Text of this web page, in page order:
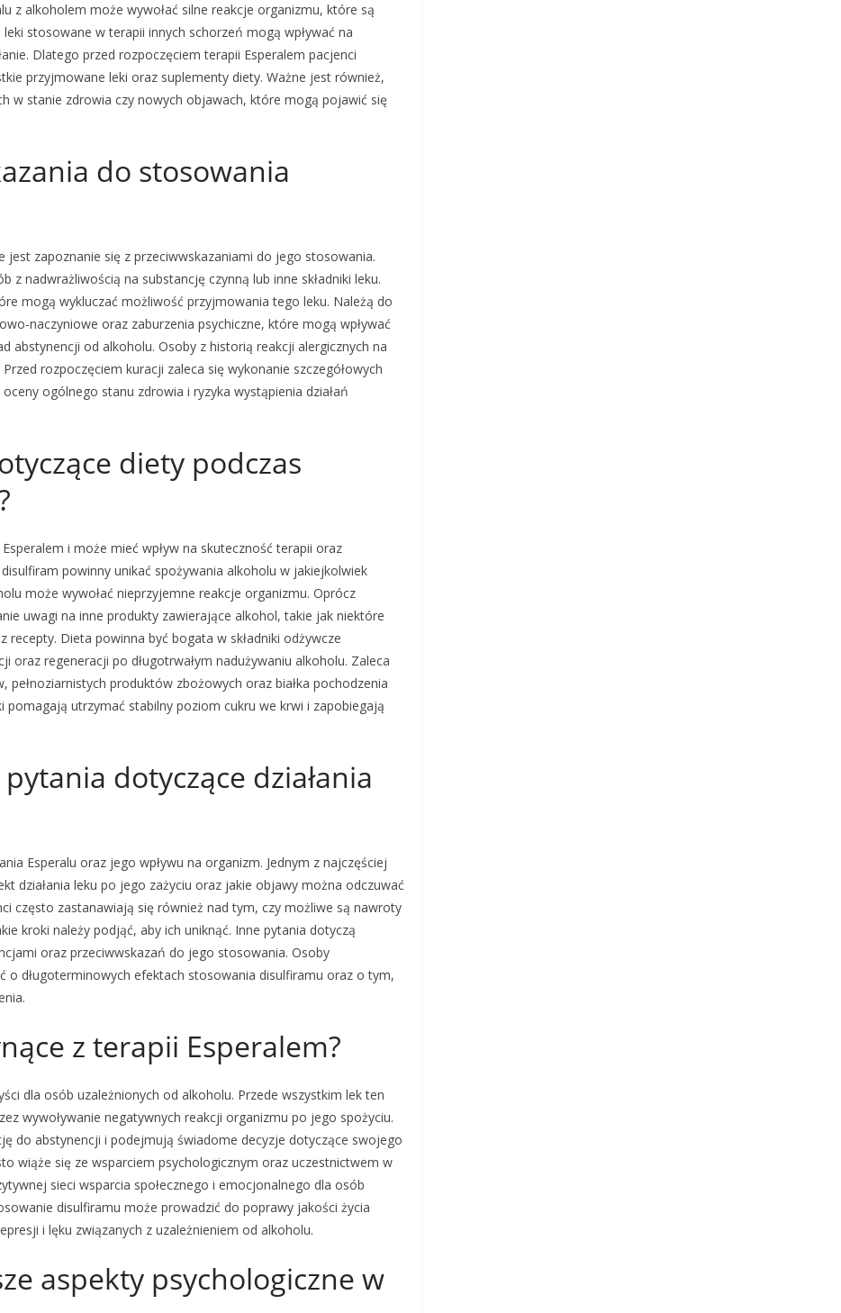
z alkoholem może wywołać silne reakcje organizmu, które są
stosowane w terapii innych schorzeń mogą wpływać na
Dlatego przed rozpoczęciem terapii Esperalem pacjenci
przyjmowane leki oraz suplementy diety. Ważne jest również,
w stanie zdrowia czy nowych objawach, które mogą pojawić się
do stosowania
jest zapoznanie się z przeciwwskazaniami do jego stosowania.
z nadwrażliwością na substancję czynną lub inne składniki leku.
mogą wykluczać możliwość przyjmowania tego leku. Należą do
naczyniowe oraz zaburzenia psychiczne, które mogą wpływać
abstynencji od alkoholu. Osoby z historią reakcji alergicznych na
rozpoczęciem kuracji zaleca się wykonanie szczegółowych
ogólnego stanu zdrowia i ryzyka wystąpienia działań
diety podczas
i może mieć wpływ na skuteczność terapii oraz
powinny unikać spożywania alkoholu w jakiejkolwiek
może wywołać nieprzyjemne reakcje organizmu. Oprócz
uwagi na inne produkty zawierające alkohol, takie jak niektóre
Dieta powinna być bogata w składniki odżywcze
oraz regeneracji po długotrwałym nadużywaniu alkoholu. Zaleca
produktów zbożowych oraz białka pochodzenia
pomagają utrzymać stabilny poziom cukru we krwi i zapobiegają
dotyczące działania
Esperalu oraz jego wpływu na organizm. Jednym z najczęściej
działania leku po jego zażyciu oraz jakie objawy można odczuwać
często zastanawiają się również nad tym, czy możliwe są nawroty
kroki należy podjąć, aby ich uniknąć. Inne pytania dotyczą
oraz przeciwwskazań do jego stosowania. Osoby
o długoterminowych efektach stosowania disulfiramu oraz o tym,
z terapii Esperalem?
dla osób uzależnionych od alkoholu. Przede wszystkim lek ten
wywoływanie negatywnych reakcji organizmu po jego spożyciu.
do abstynencji i podejmują świadome decyzje dotyczące swojego
wiąże się ze wsparciem psychologicznym oraz uczestnictwem w
sieci wsparcia społecznego i emocjonalnego dla osób
disulfiramu może prowadzić do poprawy jakości życia
i lęku związanych z uzależnieniem od alkoholu.
aspekty psychologiczne w